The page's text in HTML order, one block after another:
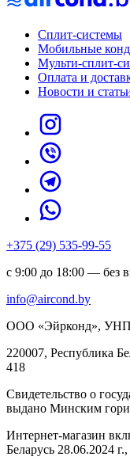
Сплит-системы
Мобильные
Мульти-сплит-
Оплата и
Новости и
+375 (29) 535-99-55
с 9:00 до 18:00 — без
info@aircond.by
ООО «Эйрконд», УНП
220007, Республика
418
Cвидетельство о
выдано Минским
Интернет-магазин
Беларусь 28.06.2024